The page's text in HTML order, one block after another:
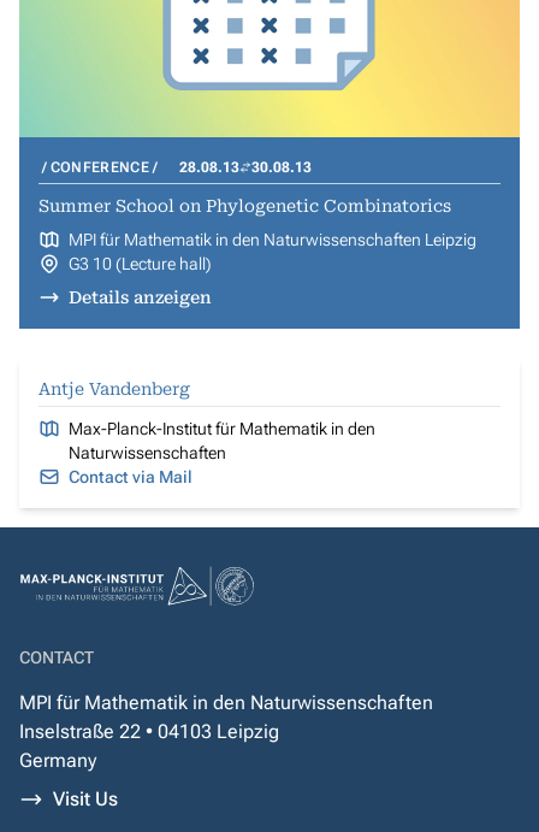
CONFERENCE 28.08.13 30.08.13
Summer School on Phylogenetic Combinatorics
MPI für Mathematik in den Naturwissenschaften Leipzig
G3 10 (Lecture hall)
Details anzeigen
Antje Vandenberg
Max-Planck-Institut für Mathematik in den
Naturwissenschaften
Contact via Mail
CONTACT
MPI für Mathematik in den Naturwissenschaften
Inselstraße 22 • 04103 Leipzig
Germany
Visit Us